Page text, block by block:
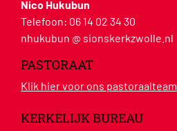
Nico Hukubun
Telefoon: 06 14 02 34 30
nhukubun @ sionskerkzwolle.nl
PASTORAAT
Klik hier voor ons pastoraalteam
KERKELIJK BUREAU